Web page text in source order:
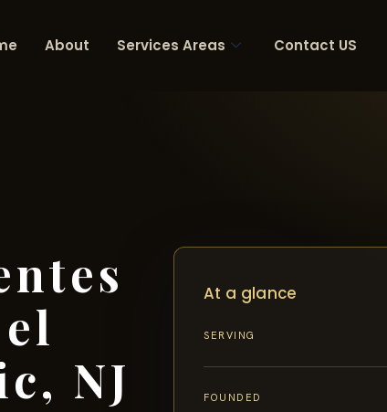
About Services Areas Contact US
NJ
At a glance
SERVING
FOUNDED